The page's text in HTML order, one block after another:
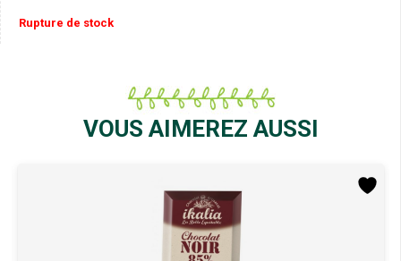
Rupture de stock
VOUS AIMEREZ AUSSI